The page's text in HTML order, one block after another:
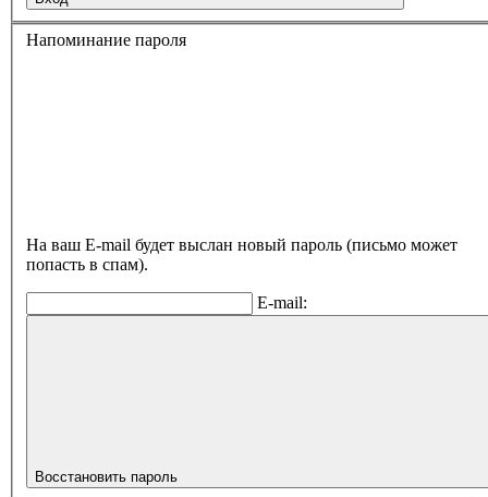
Напоминание пароля
На ваш E-mail будет выслан новый пароль (письмо может
попасть в спам).
E-mail:
Восстановить пароль